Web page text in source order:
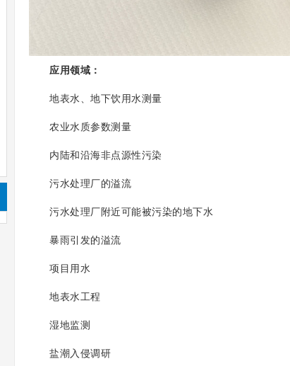
应用领域：
地表水、地下饮用水测量
农业水质参数测量
内陆和沿海非点源性污染
污水处理厂的溢流
污水处理厂附近可能被污染的地下水
暴雨引发的溢流
项目用水
地表水工程
湿地监测
盐潮入侵调研